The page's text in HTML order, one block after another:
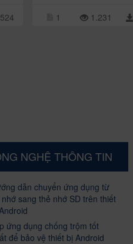
524 1 1.231
NGHỆ THÔNG TIN
dẫn chuyển ứng dụng từ
nhớ sang thẻ nhớ SD trên thiết
ứng dụng chống trộm tốt
để bảo vệ thiết bị Android